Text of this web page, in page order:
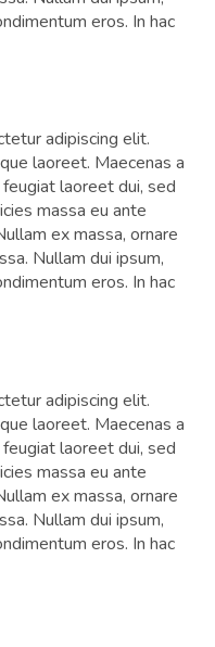
eros. In hac
adipiscing elit.
laoreet. Maecenas a
laoreet dui, sed
massa eu ante
ex massa, ornare
Nullam dui ipsum,
eros. In hac
adipiscing elit.
laoreet. Maecenas a
laoreet dui, sed
massa eu ante
ex massa, ornare
Nullam dui ipsum,
eros. In hac